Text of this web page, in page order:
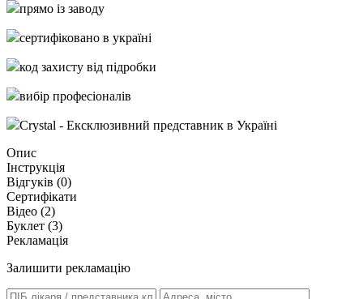
прямо із заводу
сертифіковано в україні
код захисту від підробки
вибір професіоналів
Crystal - Ексклюзивний представник в Україні
Опис
Інструкція
Відгуків (0)
Сертифікати
Відео (2)
Буклет (3)
Рекламація
Залишити рекламацію